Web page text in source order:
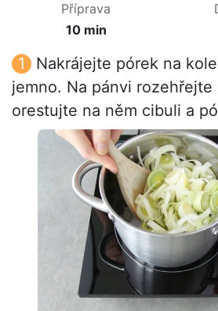
Příprava
10 min
Nakrájejte pórek na
jemno. Na pánvi
orestujte na něm cibuli a